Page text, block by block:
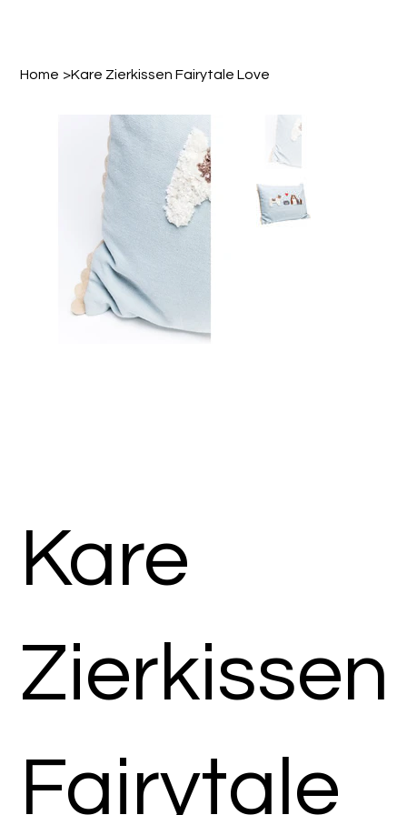
Home >Kare Zierkissen Fairytale Love
Kare
Zierkissen
Fairytale